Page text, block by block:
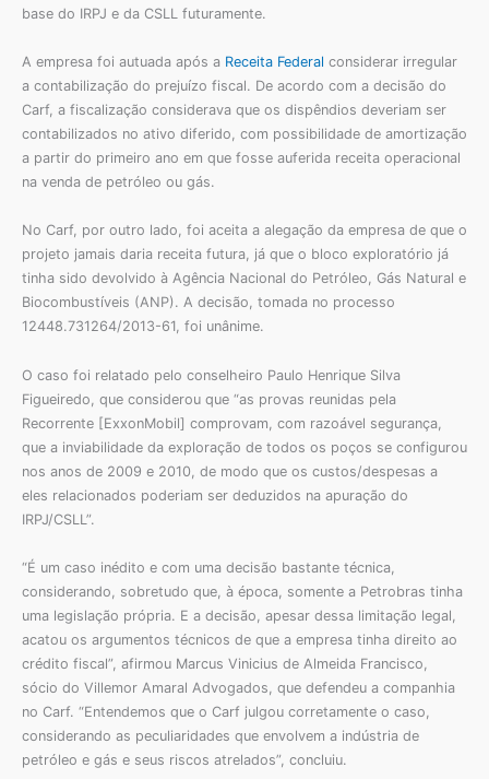
base do IRPJ e da CSLL futuramente.
A empresa foi autuada após a Receita Federal considerar irregular
a contabilização do prejuízo fiscal. De acordo com a decisão do
Carf, a fiscalização considerava que os dispêndios deveriam ser
contabilizados no ativo diferido, com possibilidade de amortização
a partir do primeiro ano em que fosse auferida receita operacional
na venda de petróleo ou gás.
No Carf, por outro lado, foi aceita a alegação da empresa de que o
projeto jamais daria receita futura, já que o bloco exploratório já
tinha sido devolvido à Agência Nacional do Petróleo, Gás Natural e
Biocombustíveis (ANP). A decisão, tomada no processo
12448.731264/2013-61, foi unânime.
O caso foi relatado pelo conselheiro Paulo Henrique Silva
Figueiredo, que considerou que “as provas reunidas pela
Recorrente [ExxonMobil] comprovam, com razoável segurança,
que a inviabilidade da exploração de todos os poços se configurou
nos anos de 2009 e 2010, de modo que os custos/despesas a
eles relacionados poderiam ser deduzidos na apuração do
IRPJ/CSLL”.
“É um caso inédito e com uma decisão bastante técnica,
considerando, sobretudo que, à época, somente a Petrobras tinha
uma legislação própria. E a decisão, apesar dessa limitação legal,
acatou os argumentos técnicos de que a empresa tinha direito ao
crédito fiscal”, afirmou Marcus Vinicius de Almeida Francisco,
sócio do Villemor Amaral Advogados, que defendeu a companhia
no Carf. “Entendemos que o Carf julgou corretamente o caso,
considerando as peculiaridades que envolvem a indústria de
petróleo e gás e seus riscos atrelados”, concluiu.